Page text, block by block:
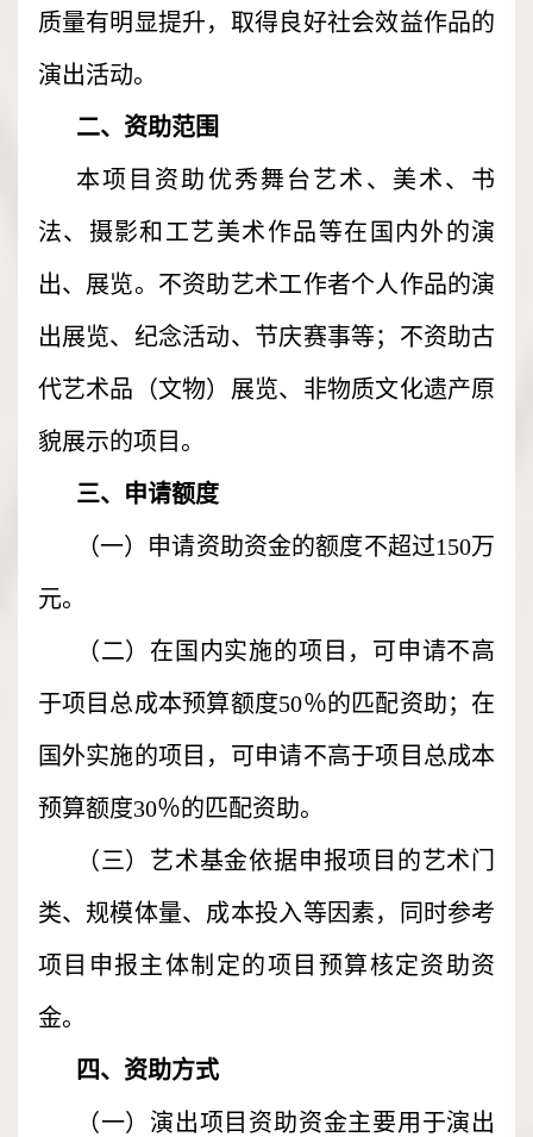
质量有明显提升，取得良好社会效益作品的
演出活动。
二、资助范围
本项目资助优秀舞台艺术、美术、书
法、摄影和工艺美术作品等在国内外的演
出、展览。不资助艺术工作者个人作品的演
出展览、纪念活动、节庆赛事等；不资助古
代艺术品（文物）展览、非物质文化遗产原
貌展示的项目。
三、申请额度
（一）申请资助资金的额度不超过150万
元。
（二）在国内实施的项目，可申请不高
于项目总成本预算额度50％的匹配资助；在
国外实施的项目，可申请不高于项目总成本
预算额度30％的匹配资助。
（三）艺术基金依据申报项目的艺术门
类、规模体量、成本投入等因素，同时参考
项目申报主体制定的项目预算核定资助资
金。
四、资助方式
（一）演出项目资助资金主要用于演出